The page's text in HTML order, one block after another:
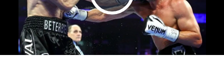
Play Video